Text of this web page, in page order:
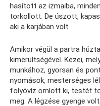
hasított az izmaiba,
torkollott. De úszott,
aki a karjában volt.
Amikor végül a partra
kimerültségével. Kezei,
munkához, gyorsan és
nyomások, mesterséges
folyóvíz ömlött ki, testét
meg. A légzése gyenge